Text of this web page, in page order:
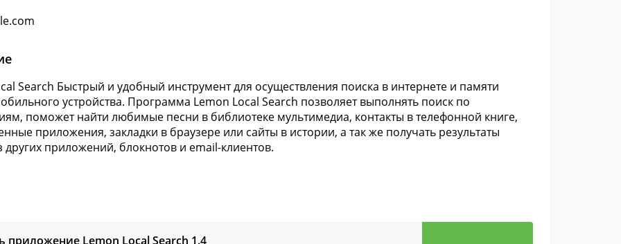
Search Быстрый и удобный инструмент для осуществления поиска в интернете и памяти
устройства. Программа Lemon Local Search позволяет выполнять поиск по
поможет найти любимые песни в библиотеке мультимедиа, контакты в телефонной книге,
приложения, закладки в браузере или сайты в истории, а так же получать результаты
других приложений, блокнотов и email-клиентов.
приложение Lemon Local Search 1.4